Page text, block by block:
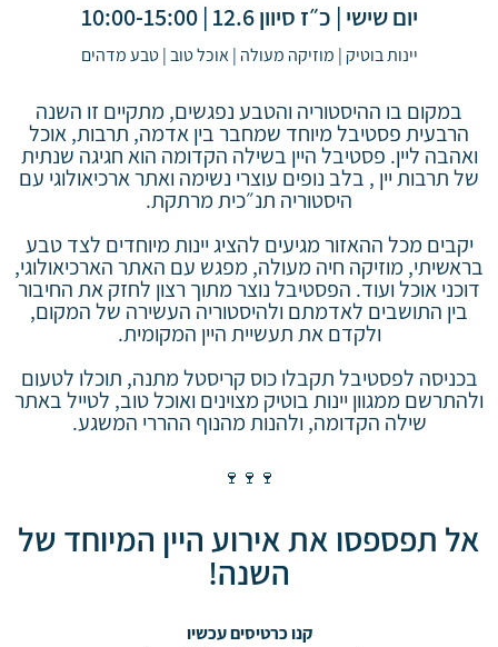
יום שישי | כ״ז סיוון 12.6 | 10:00-15:00
יינות בוטיק| מוזיקה מעולה |אוכל טוב|טבע מדהים
במקום בו ההיסטוריה והטבע נפגשים, מתקיים זו השנה
הרבעית פסטיבל מיוחד שמחבר בין אדמה, תרבות, אוכל
ואהבה ליין. פסטיבל היין בשילה הקדומה הוא חגיגה שנתית
של תרבות יין , בלב נופים עוצרי נשימה ואתר ארכיאולוגי עם
היסטוריה תנ״כית מרתקת.
יקבים מכל ההאזור מגיעים להציג יינות מיוחדים לצד טבע
בראשיתי, מוזיקה חיה מעולה, מפגש עם האתר הארכיאולוגי,
דוכני אוכל ועוד. הפסטיבל נוצר מתוך רצון לחזק את החיבור
בין התושבים לאדמתם ולהיסטוריה העשירה של המקום,
ולקדם את תעשיית היין המקומית.
בכניסה לפסטיבל תקבלו כוס קריסטל מתנה, תוכלו לטעום
ולהתרשם ממגוון יינות בוטיק מצוינים ואוכל טוב, לטייל באתר
שילה הקדומה, ולהנות מהנוף ההררי המשגע.
🍷🍷🍷
אל תפספסו את אירוע היין המיוחד של
השנה!
קנו כרטיסים עכשיו